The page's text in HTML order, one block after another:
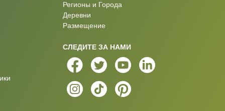
Регионы и Города
Деревни
Размещение
СЛЕДИТЕ ЗА НАМИ